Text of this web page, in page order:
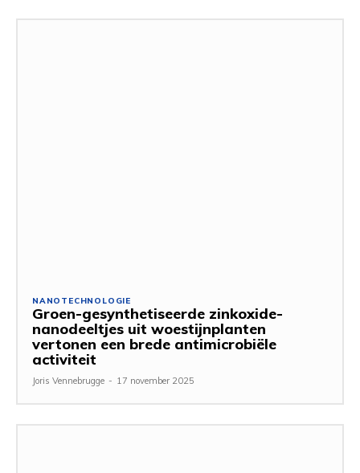
NANOTECHNOLOGIE
Groen-gesynthetiseerde zinkoxide-
nanodeeltjes uit woestijnplanten
vertonen een brede antimicrobiële
activiteit
Joris Vennebrugge - 17 november 2025